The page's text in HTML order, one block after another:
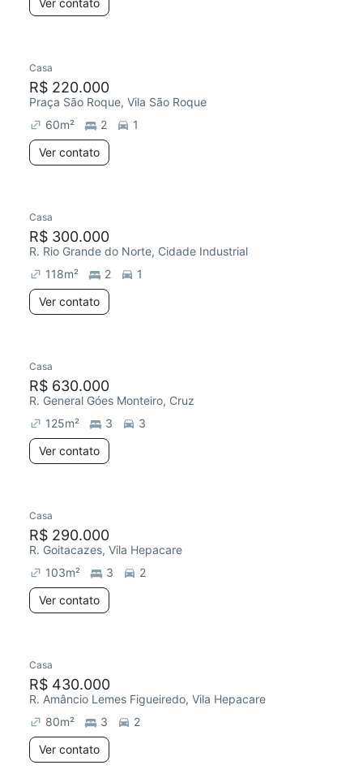
Ver contato
Casa
R$ 220.000
Praça São Roque, Vila São Roque
60m² 2
1
Ver contato
Casa
R$ 300.000
R. Rio Grande do Norte, Cidade Industrial
118m² 2
1
Ver contato
Casa
R$ 630.000
R. General Góes Monteiro, Cruz
125m² 3
3
Ver contato
Casa
R$ 290.000
R. Goitacazes, Vila Hepacare
103m² 3
2
Ver contato
Casa
R$ 430.000
R. Amâncio Lemes Figueiredo, Vila Hepacare
80m² 3
2
Ver contato